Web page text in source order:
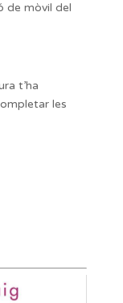
de mòvil del
t’ha
les